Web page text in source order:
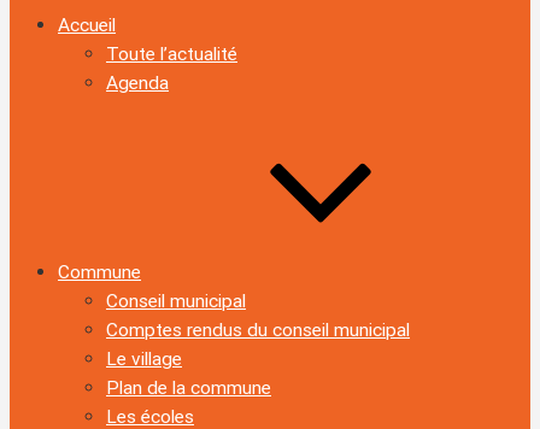
Accueil
Toute l’actualité
Agenda
Commune
Conseil municipal
Comptes rendus du conseil municipal
Le village
Plan de la commune
Les écoles